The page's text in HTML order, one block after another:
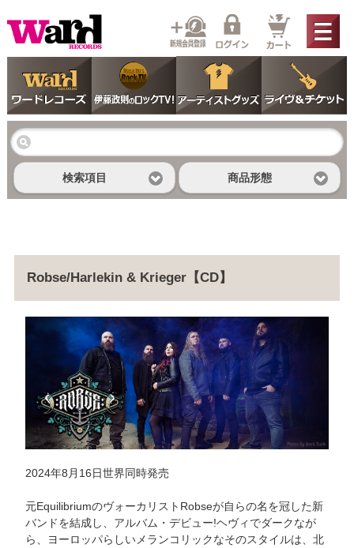
検索項目 商品形態
Robse/Harlekin & Krieger【CD】
2024年8月16日世界同時発売
元EquilibriumのヴォーカリストRobseが自らの名を冠した新
バンドを結成し、アルバム・デビュー!ヘヴィでダークなが
ら、ヨーロッパらしいメランコリックなそのスタイルは、北